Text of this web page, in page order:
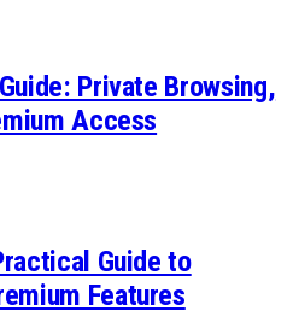
Private Browsing,
Access
Guide to
Features